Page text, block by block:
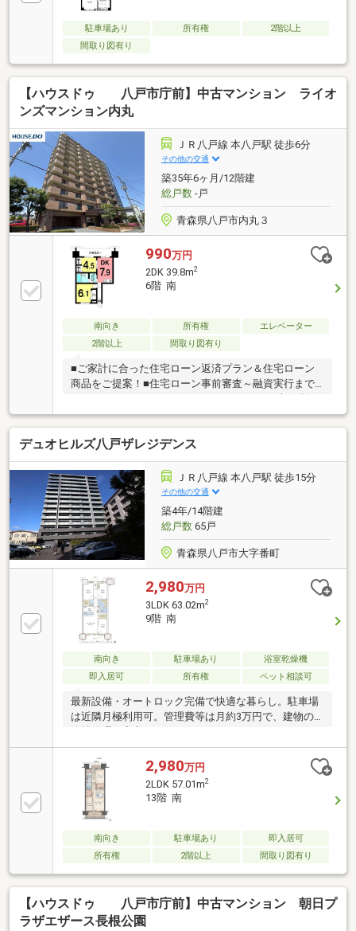
駐車場あり 所有権
2階以上
間取り図有り
【ハウスドゥ 八戸市庁前】中古マンション ライオ
ンズマンション内丸
ＪＲ八戸線 本八戸駅 徒歩6分
その他の交通
築35年6ヶ月/12階建
総戸数-戸
青森県八戸市内丸３
990万円
2DK 39.8m2
6階 南
南向き 所有権
エレベーター
2階以上
間取り図有り
■ご家計に合った住宅ローン返済プラン＆住宅ローン
商品をご提案！■住宅ローン事前審査～融資実行まで
の前、八戸の中心に位置するマンションです！八戸三
社大祭などの様々なイベントを臨める立地で、車で移
動するストレスや駐車場の心配もなく、気軽にイベン
トを楽しめるのが魅力です♪▽バス停まで徒歩2分、本
八戸駅まで徒歩6分！車を所有していない方でも過ご
しやすい環境です！≪周辺環境≫▽八戸市庁まで徒歩
2分(約150m)見学をご希望の方は【見学予約する】詳
細を知りたい方は【資料請求する】よりお問い合わせ
ください♪
デュオヒルズ八戸ザレジデンス
ＪＲ八戸線 本八戸駅 徒歩15分
その他の交通
築4年/14階建
総戸数65戸
青森県八戸市大字番町
2,980万円
3LDK 63.02m2
9階 南
南向き 駐車場あり
浴室乾燥機
即入居可
所有権 ペット相談可
最新設備・オートロック完備で快適な暮らし。駐車場
は近隣月極利用可。管理費等は月約3万円で、建物の
2,980万円
2LDK 57.01m2
13階 南
南向き 駐車場あり
即入居可
所有権
2階以上 間取り図有り
【ハウスドゥ 八戸市庁前】中古マンション 朝日プ
ラザエザース長根公園